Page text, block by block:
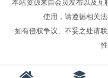
本站资源来自会员发布以及互
使用，请遵循相关
如有侵权争议、不妥之处请